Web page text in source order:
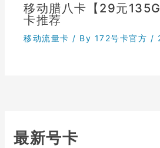
移动腊八卡【29元
卡推荐
移动流量卡 / By 172号卡官方 /
最新号卡